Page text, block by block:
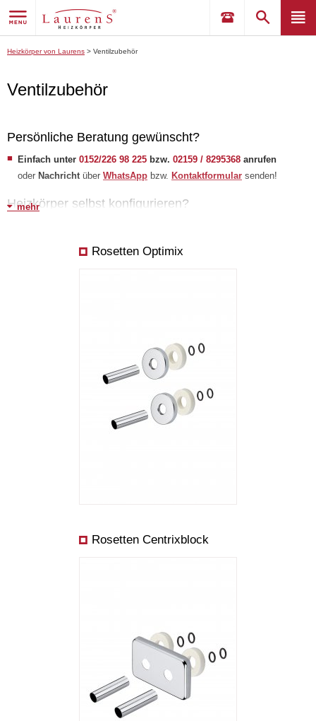
Heizkörper von Laurens > Ventilzubehör
Ventilzubehör
Persönliche Beratung gewünscht?
Einfach unter 0152/226 98 225 bzw. 02159 / 8295368 anrufen
oder Nachricht über WhatsApp bzw. Kontaktformular senden!
Heizkörper selbst konfigurieren?
mehr
Rosetten Optimix
Rosetten Centrixblock